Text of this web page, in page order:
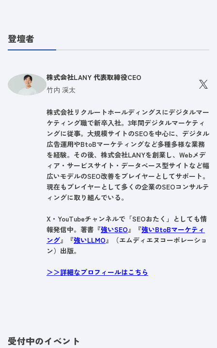
登壇者
株式会社LANY 代表取締役CEO
竹内 渓太
株式会社リクルートホールディングスにデジタルマー
ケティング職で新卒入社。3年間デジタルマーケティ
ングに従事。大規模サイトのSEOを中心に、デジタル
広告運用やBtoBマーケティングなど多種多様な業務
を経験。その後、株式会社LANYを創業し、Webメデ
ィア・サービスサイト・データベース型サイトなど幅
広いモデルのSEO改善をプレイヤーとしてサポート。
現在もプレイヤーとして多くの企業のSEOコンサルテ
ィングに取り組んでいる。
X・YouTubeチャンネルで「SEOおたく」としても情
報発信中。著書『強いSEO』『強いBtoBマーケティ
ング』『強いLLMO』（エムディエヌコーポレーショ
ン）出版。
＞＞詳細なプロフィールはこちら
受付中のイベント